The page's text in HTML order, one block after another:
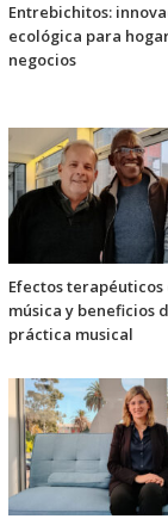
Entrebichitos:
ecológica para
negocios
Efectos
música y beneficios
práctica musical